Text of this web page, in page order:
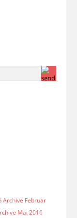
Archive Februar
Mai 2016